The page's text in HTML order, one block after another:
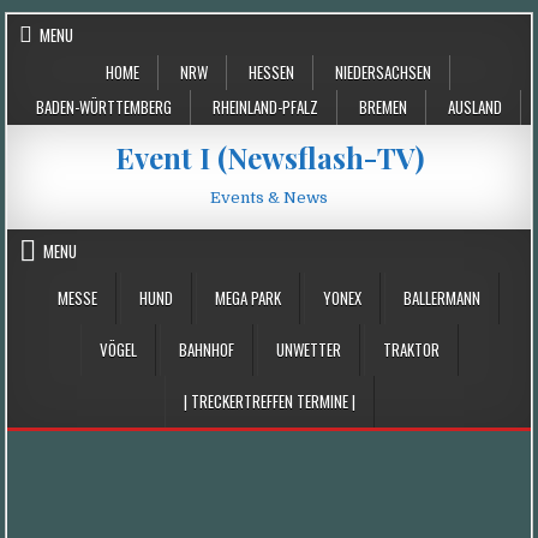
Skip
MENU
HOME
NRW HESSEN
NIEDERSACHSEN
BADEN-WÜRTTEMBERG
RHEINLAND-PFALZ BREMEN AUSLAND
Event I (Newsflash-TV)
Events & News
MENU
MESSE
HUND MEGA PARK YONEX BALLERMANN
VÖGEL BAHNHOF UNWETTER TRAKTOR
| TRECKERTREFFEN TERMINE |